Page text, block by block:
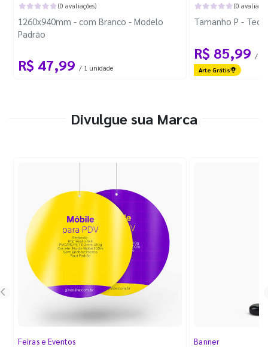
(0 avaliações)
1260x940mm - com Branco - Modelo
Padrão
R$ 47,99 / 1 unidade
(0
Tamanho P -
R$ 85,99 / 1
Arte Grátis
Divulgue sua Marca
Feiras e Eventos Banner